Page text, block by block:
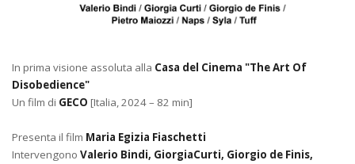
In prima visione assoluta alla Casa del Cinema "The Art Of
Disobedience"
Un film di GECO [Italia, 2024 – 82 min]
Presenta il film Maria Egizia Fiaschetti
Intervengono Valerio Bindi, GiorgiaCurti, Giorgio de Finis,